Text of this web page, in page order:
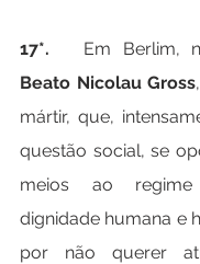
17*.
Beato Nicolau Gross
mártir, que,
questão social, se
meios ao
dignidade humana e
por não querer